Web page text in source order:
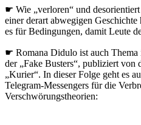
☛ Wie „verloren“ und
einer derart abwegigen
es für Bedingungen, damit Leute
☛ Romana Didulo ist auch Thema
der „Fake Busters“, publiziert von
„Kurier“. In dieser Folge geht es
Telegram-Messengers für die
Verschwörungstheorien: